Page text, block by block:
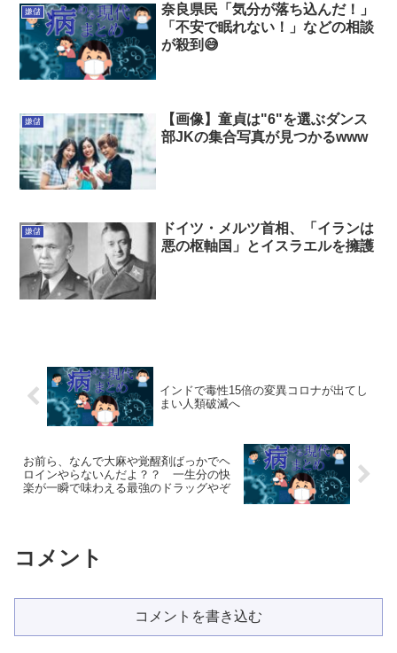
嫌儲
奈良県民「気分が落ち込んだ！」
「不安で眠れない！」などの相談
が殺到😅
嫌儲
【画像】童貞は"6"を選ぶダンス
部JKの集合写真が見つかるwww
嫌儲
ドイツ・メルツ首相、「イランは
悪の枢軸国」とイスラエルを擁護
インドで毒性15倍の変異コロナが出てし
まい人類破滅へ
お前ら、なんで大麻や覚醒剤ばっかでヘ
ロインやらないんだよ？？ 一生分の快
楽が一瞬で味わえる最強のドラッグやぞ
コメント
コメントを書き込む